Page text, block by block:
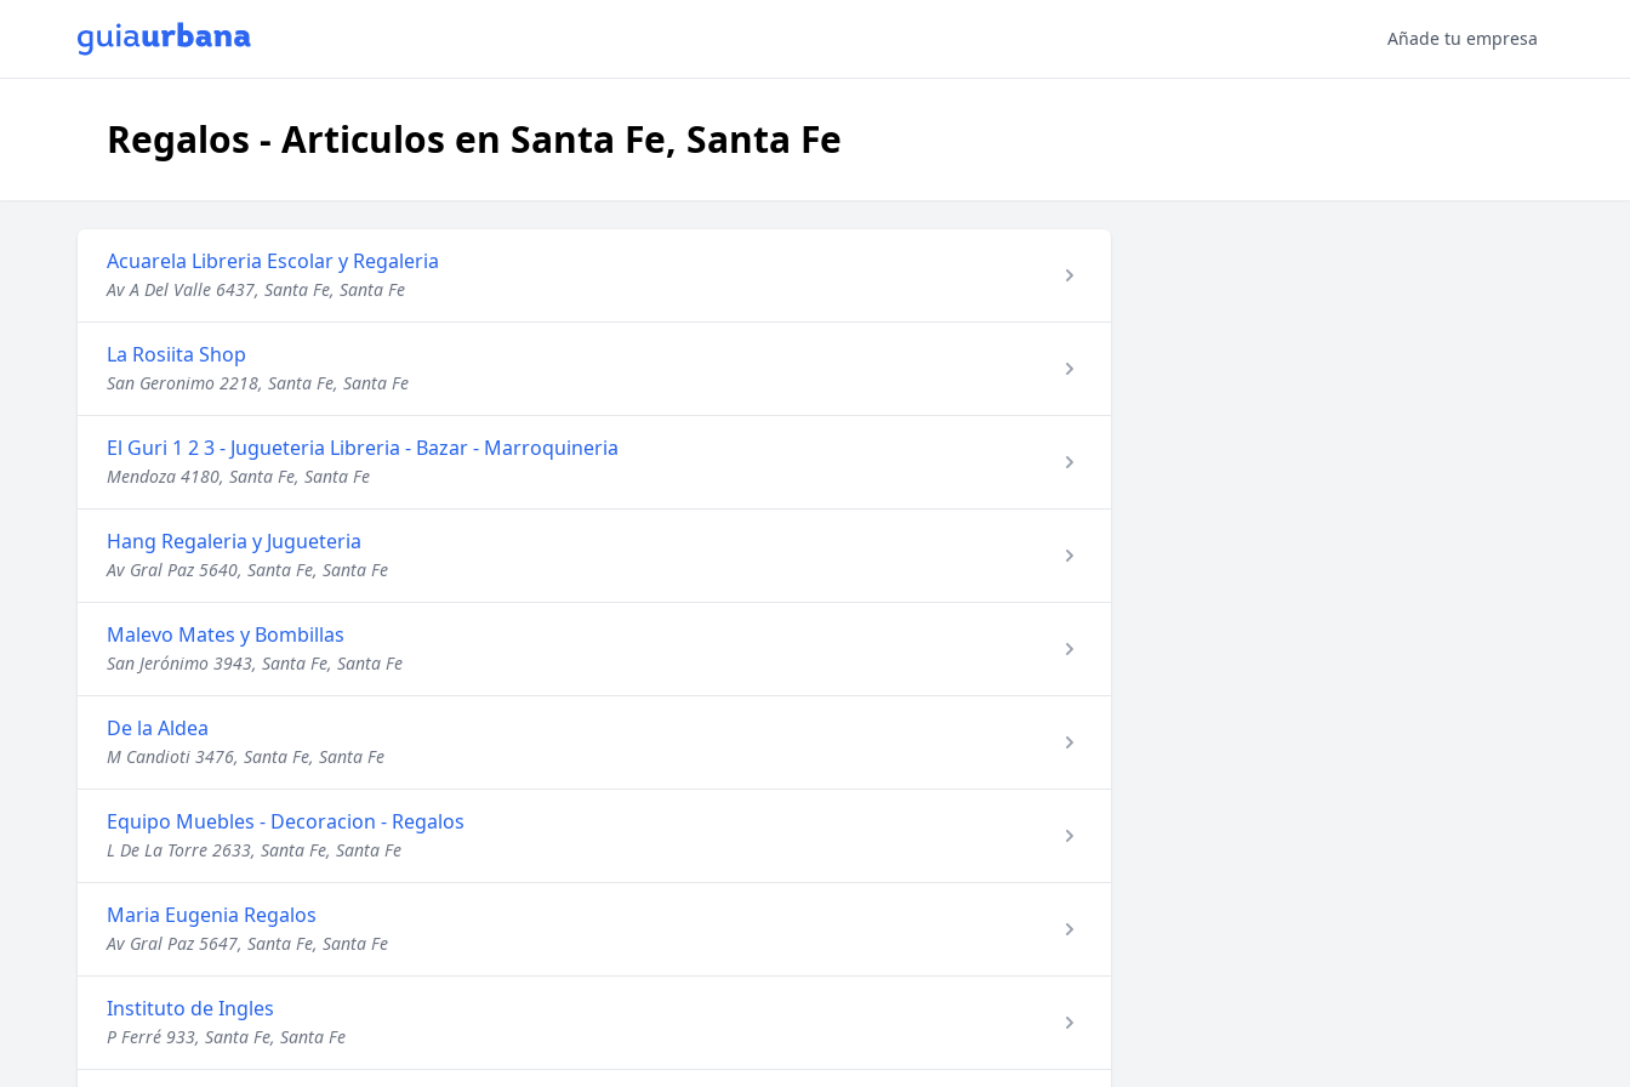
Añade tu empresa
Regalos - Articulos en Santa Fe, Santa Fe
Acuarela Libreria Escolar y Regaleria
Av A Del Valle 6437, Santa Fe, Santa Fe
La Rosiita Shop
San Geronimo 2218, Santa Fe, Santa Fe
El Guri 1 2 3 - Jugueteria Libreria - Bazar - Marroquineria
Mendoza 4180, Santa Fe, Santa Fe
Hang Regaleria y Jugueteria
Av Gral Paz 5640, Santa Fe, Santa Fe
Malevo Mates y Bombillas
San Jerónimo 3943, Santa Fe, Santa Fe
De la Aldea
M Candioti 3476, Santa Fe, Santa Fe
Equipo Muebles - Decoracion - Regalos
L De La Torre 2633, Santa Fe, Santa Fe
Maria Eugenia Regalos
Av Gral Paz 5647, Santa Fe, Santa Fe
Instituto de Ingles
P Ferré 933, Santa Fe, Santa Fe